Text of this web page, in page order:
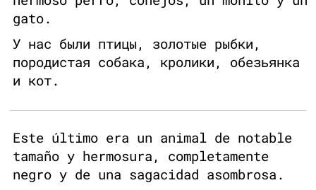
gato.
У нас были птицы, золотые рыбки,
породистая собака, кролики, обезьянка
и кот.
Este último era un animal de notable
tamaño y hermosura, completamente
negro y de una sagacidad asombrosa.